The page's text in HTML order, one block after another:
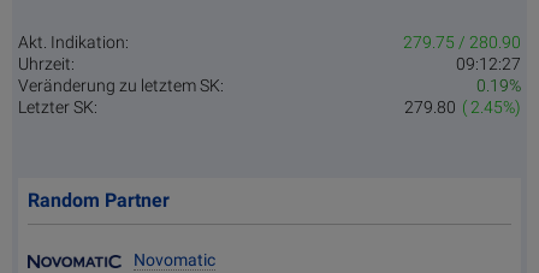
Akt. Indikation:
279.75 / 280.90
Uhrzeit:
09:12:27
Veränderung zu letztem SK:
0.19%
Letzter SK:
( 2.45%)
279.80
Random Partner
Novomatic